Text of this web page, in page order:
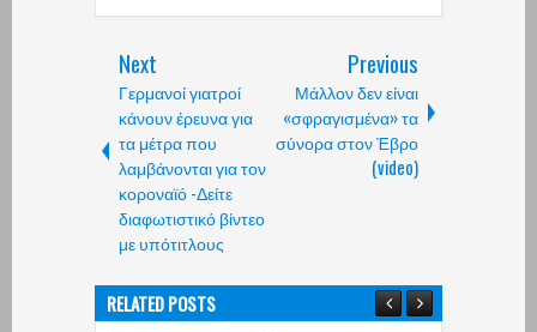
Next
Γερμανοί γιατροί
κάνουν έρευνα για
τα μέτρα που
λαμβάνονται για τον
κοροναϊό -Δείτε
διαφωτιστικό βίντεο
με υπότιτλους
Previous
Μάλλον δεν είναι
«σφραγισμένα» τα
σύνορα στον Έβρο
(video)
RELATED POSTS